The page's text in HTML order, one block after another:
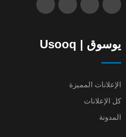
يوسوق | Usooq
الإعلانات المميزة
كل الإعلانات
المدونة